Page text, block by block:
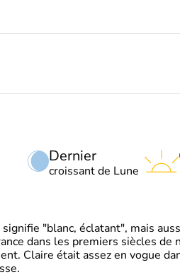
Dernier
croissant de Lune
"blanc, éclatant", mais
dans les premiers siècles de
Claire était assez en vogue